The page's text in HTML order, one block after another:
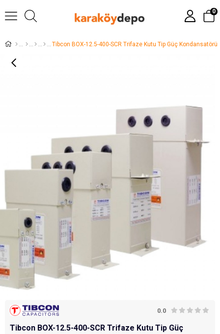
0
Tibcon BOX-12.5-400-SCR Trifaze Kutu Tip Güç Kondansatörü
0.0
Tibcon BOX-12.5-400-SCR Trifaze Kutu Tip Güç